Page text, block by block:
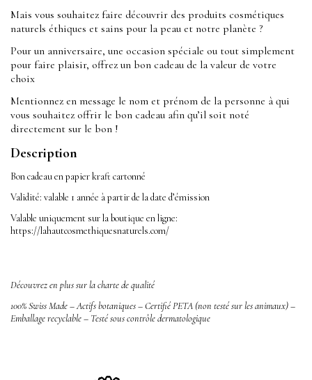
Mais vous souhaitez faire découvrir des produits cosmétiques
naturels éthiques et sains pour la peau et notre planète ?
Pour un anniversaire, une occasion spéciale ou tout simplement
pour faire plaisir, offrez un bon cadeau de la valeur de votre
choix
Mentionnez en message le nom et prénom de la personne à qui
vous souhaitez offrir le bon cadeau afin qu’il soit noté
directement sur le bon !
Description
Bon cadeau en papier kraft cartonné
Validité: valable 1 année à partir de la date d’émission
Valable uniquement sur la boutique en ligne:
https://lahautcosmethiquesnaturels.com/
Découvrez en plus sur la charte de qualité
100% Swiss Made – Actifs botaniques –Certifié PETA (non testé sur les animaux) –
Emballage recyclable – Testé sous contrôle dermatologique